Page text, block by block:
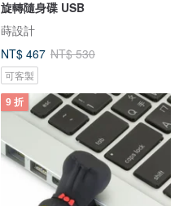
旋轉隨身碟 USB
蒔設計
NT$ 467 NT$ 530
可客製
9 折